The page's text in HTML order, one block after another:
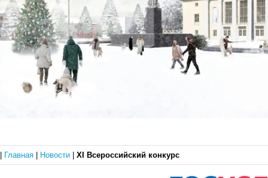
Главная Новости XI Всероссийский конкурс